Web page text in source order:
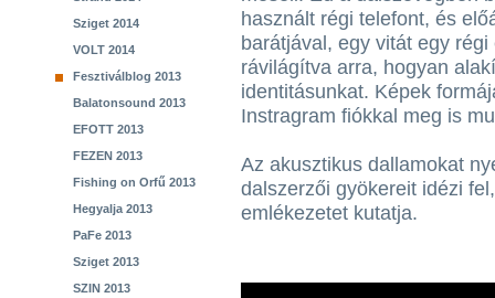
Sziget 2014
VOLT 2014
Fesztiválblog 2013
Balatonsound 2013
EFOTT 2013
FEZEN 2013
Fishing on Orfű 2013
Hegyalja 2013
PaFe 2013
Sziget 2013
SZIN 2013
használt régi telefont, és
barátjával, egy vitát egy
rávilágítva arra, hogyan
identitásunkat. Képek
Instragram fiókkal meg is
Az akusztikus dallamokat
dalszerzői gyökereit idézi
emlékezetet kutatja.